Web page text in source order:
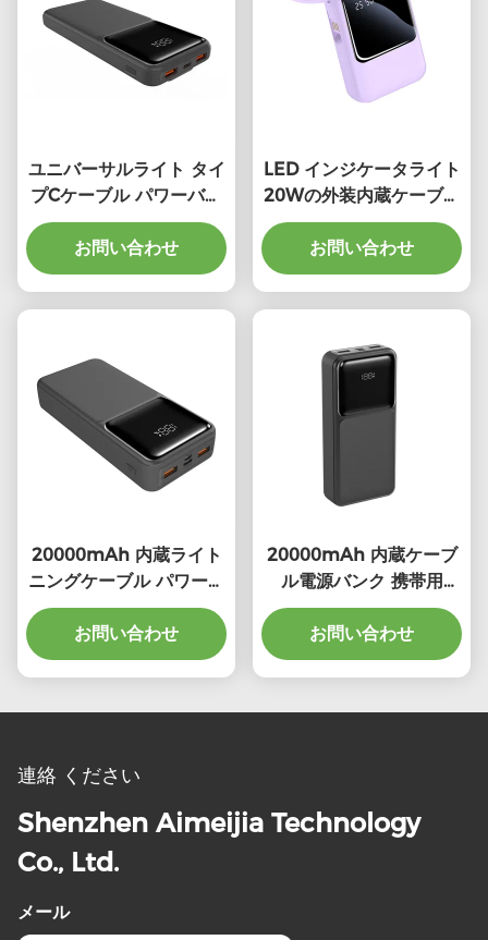
ユニバーサルライト タイ
プCケーブル パワーバン
ク 黒 白 過充電防止
お問い合わせ
LED インジケータライト
20Wの外装内蔵ケーブル
電源バンク
お問い合わせ
20000mAh 内蔵ライト
ニングケーブル パワーバ
ンク ポータブル
149.2*69.3*30.4mm
お問い合わせ
20000mAh 内蔵ケーブ
ル電源バンク 携帯用
LED インジケータライト
お問い合わせ
連絡 ください
Shenzhen Aimeijia Technology
Co., Ltd.
メール